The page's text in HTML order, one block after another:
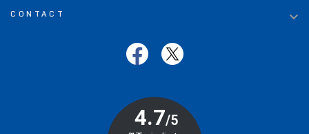
CONTACT 